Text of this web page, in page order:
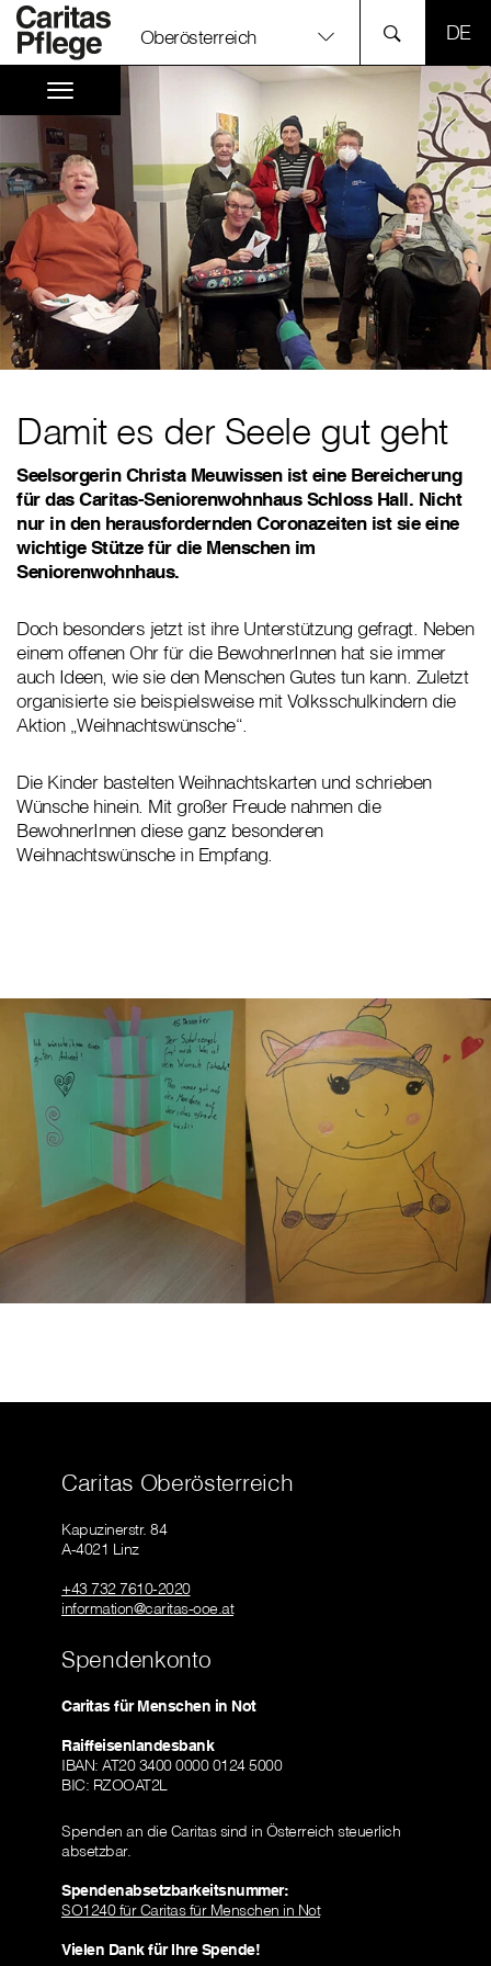
Oberösterreich
Damit es der Seele gut geht
Seelsorgerin Christa Meuwissen ist eine Bereicherung
für das Caritas-Seniorenwohnhaus Schloss Hall. Nicht
nur in den herausfordernden Coronazeiten ist sie eine
wichtige Stütze für die Menschen im
Seniorenwohnhaus.
Doch besonders jetzt ist ihre Unterstützung gefragt. Neben
einem offenen Ohr für die BewohnerInnen hat sie immer
auch Ideen, wie sie den Menschen Gutes tun kann. Zuletzt
organisierte sie beispielsweise mit Volksschulkindern die
Aktion „Weihnachtswünsche“.
Die Kinder bastelten Weihnachtskarten und schrieben
Wünsche hinein. Mit großer Freude nahmen die
BewohnerInnen diese ganz besonderen
Weihnachtswünsche in Empfang.
Caritas Oberösterreich
Kapuzinerstr. 84
A-4021 Linz
+43 732 7610-2020
information@caritas-ooe.at
Spendenkonto
Caritas für Menschen in Not
Raiffeisenlandesbank
IBAN: AT20 3400 0000 0124 5000
BIC: RZOOAT2L
Spenden an die Caritas sind in Österreich steuerlich
absetzbar.
Spendenabsetzbarkeitsnummer:
SO1240 für Caritas für Menschen in Not
Vielen Dank für Ihre Spende!